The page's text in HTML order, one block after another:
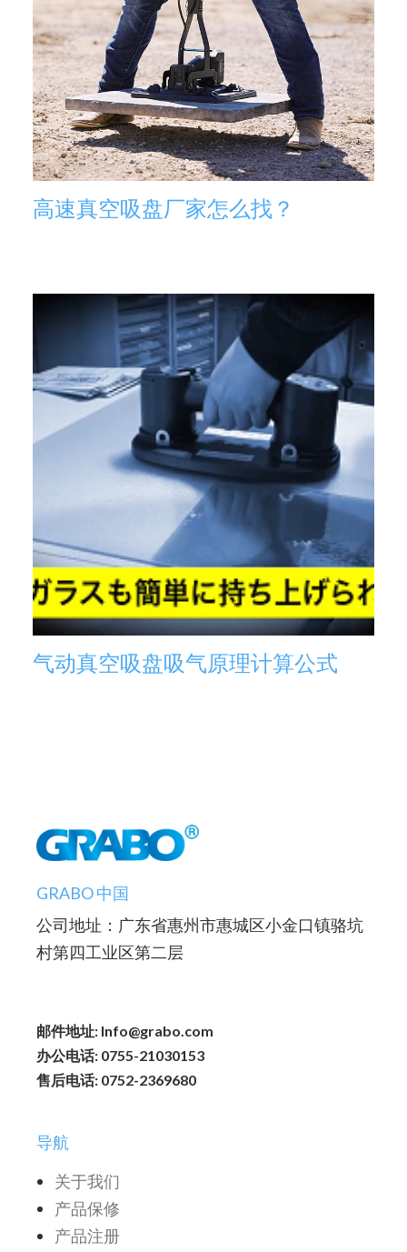
高速真空吸盘厂家怎么找？
气动真空吸盘吸气原理计算公式
GRABO 中国
公司地址：广东省惠州市惠城区小金口镇骆坑
村第四工业区第二层
邮件地址: Info@grabo.com
办公电话: 0755-21030153
售后电话: 0752-2369680
导航
关于我们
产品保修
产品注册